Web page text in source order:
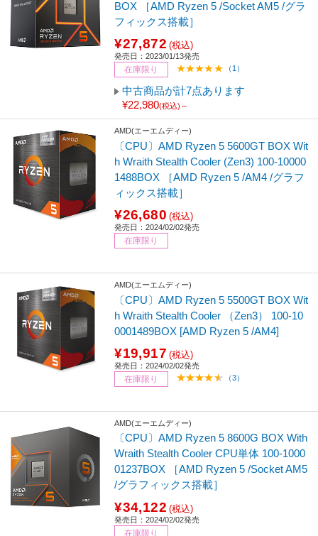
BOX ［AMD Ryzen 5 /Socket AM5 /グラ
フィックス搭載］
¥27,872 (税込)
発売日：2023/01/13発売
在庫限り （1）
中古商品が計7点あります
¥22,980(税込)～
AMD(エーエムディー)
〔CPU〕AMD Ryzen 5 5600GT BOX Wit
h Wraith Stealth Cooler (Zen3) 100-10000
1488BOX ［AMD Ryzen 5 /AM4 /グラフ
ィックス搭載］
¥26,680 (税込)
発売日：2024/02/02発売
在庫限り
AMD(エーエムディー)
〔CPU〕AMD Ryzen 5 5500GT BOX Wit
h Wraith Stealth Cooler （Zen3） 100-10
0001489BOX [AMD Ryzen 5 /AM4]
¥19,917 (税込)
発売日：2024/02/02発売
在庫限り （3）
AMD(エーエムディー)
〔CPU〕AMD Ryzen 5 8600G BOX With
Wraith Stealth Cooler CPU単体 100-1000
01237BOX ［AMD Ryzen 5 /Socket AM5
/グラフィックス搭載］
¥34,122 (税込)
発売日：2024/02/02発売
在庫限り